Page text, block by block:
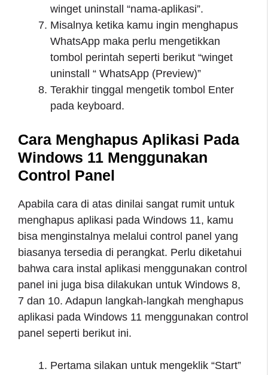
winget uninstall “nama-aplikasi”.
Misalnya ketika kamu ingin menghapus
WhatsApp maka perlu mengetikkan
tombol perintah seperti berikut “winget
uninstall “ WhatsApp (Preview)”
Terakhir tinggal mengetik tombol Enter
pada keyboard.
Cara Menghapus Aplikasi Pada
Windows 11 Menggunakan
Control Panel
Apabila cara di atas dinilai sangat rumit untuk
menghapus aplikasi pada Windows 11, kamu
bisa menginstalnya melalui control panel yang
biasanya tersedia di perangkat. Perlu diketahui
bahwa cara instal aplikasi menggunakan control
panel ini juga bisa dilakukan untuk Windows 8,
7 dan 10. Adapun langkah-langkah menghapus
aplikasi pada Windows 11 menggunakan control
panel seperti berikut ini.
Pertama silakan untuk mengeklik “Start”